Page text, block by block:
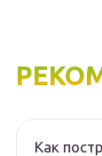
Как